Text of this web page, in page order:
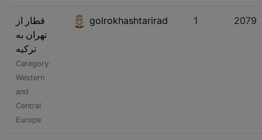
قطار از
تهران به
ترکیه
Category:
Western
and
Central
Europe
golrokhashtarirad 1 2079